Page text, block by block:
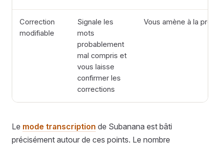
Correction
modifiable
Signale les
mots
probablement
mal compris et
vous laisse
confirmer les
corrections
Vous amène à la
Le mode transcription de Subanana est bâti
précisément autour de ces points. Le nombre